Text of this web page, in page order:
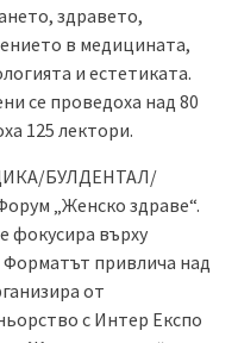
здравето,
в медицината,
и естетиката.
се проведоха над 80
125 лектори.
БУЛДЕНТАЛ/
„Женско здраве“.
фокусира върху
привлича над
от
с Интер Експо